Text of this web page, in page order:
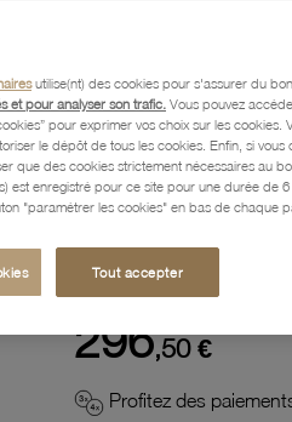
Caractéristiques
Paiement, Livraison,
296,50 €
Profitez des
utilise(nt) des cookies pour s'assurer du bon
et pour analyser son trafic. Vous pouvez
pour exprimer vos choix sur les cookies.
le dépôt de tous les cookies. Enfin, si vous
que des cookies strictement nécessaires au
est enregistré pour ce site pour une durée de
"paramétrer les cookies" en bas de chaque
Tout accepter